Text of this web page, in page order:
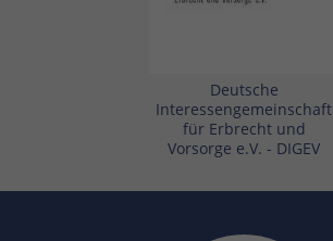
Deutsche
Interessengemeinschaft
für Erbrecht und
Vorsorge e.V. - DIGEV